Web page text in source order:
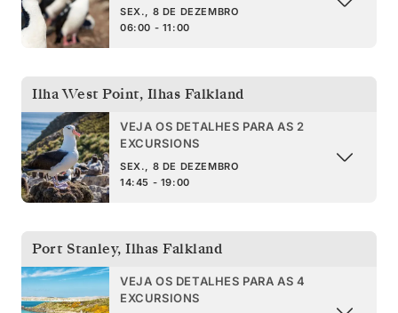
SEX., 8 DE DEZEMBRO
06:00 - 11:00
Ilha West Point, Ilhas Falkland
VEJA OS DETALHES PARA AS 2
EXCURSIONS
SEX., 8 DE DEZEMBRO
14:45 - 19:00
Port Stanley, Ilhas Falkland
VEJA OS DETALHES PARA AS 4
EXCURSIONS